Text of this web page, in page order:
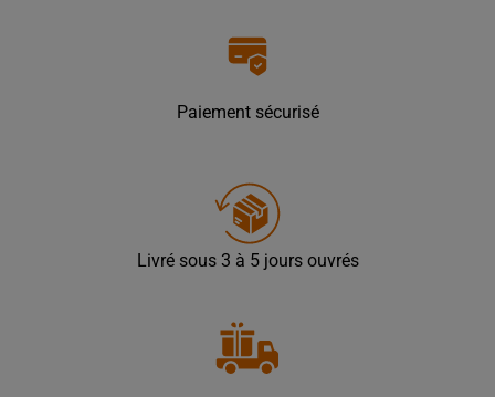
Paiement sécurisé
Livré sous 3 à 5 jours ouvrés